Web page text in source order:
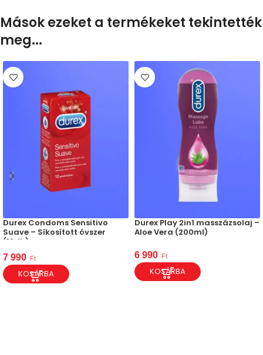
Mások ezeket a termékeket tekintették
meg...
Durex Condoms Sensitivo
Suave – Síkosított óvszer
(12db)
7 990 Ft
KOSÁRBA
Durex Play 2in1 masszázsolaj –
Aloe Vera (200ml)
6 990 Ft
KOSÁRBA